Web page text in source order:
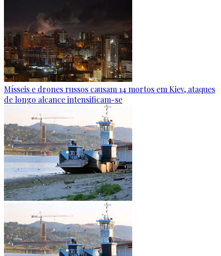
Mísseis e drones russos causam 14 mortos em Kiev, ataques
de longo alcance intensificam-se